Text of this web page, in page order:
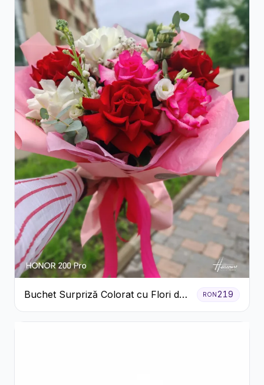
Buchet Surpriză Colorat cu Flori de
Sezon
RON219